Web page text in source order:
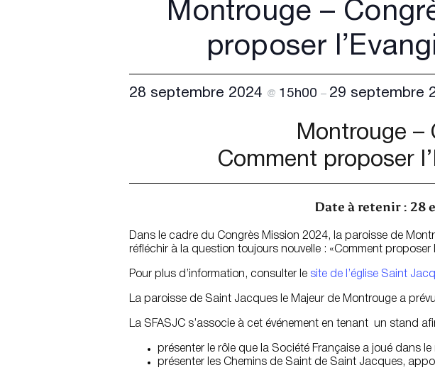
Montrouge –
proposer
28 septembre 2024 @ 15h00 – 29 septembre
Montrouge –
Comment proposer
Date à retenir : 28
Dans le cadre du Congrès Mission 2024, la paroisse de
réfléchir à la question toujours nouvelle : «Comment proposer
Pour plus d’information, consulter le s ite de l’église Saint
La paroisse de Saint Jacques le Majeur de Montrouge a
La SFASJC s’associe à cet événement en tenant un stand
présenter le rôle que la Société Française a joué dans
présenter les Chemins de Saint de Saint Jacques,